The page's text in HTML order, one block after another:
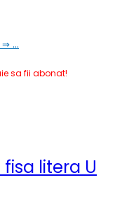
⇒ …
sa fii abonat!
litera U